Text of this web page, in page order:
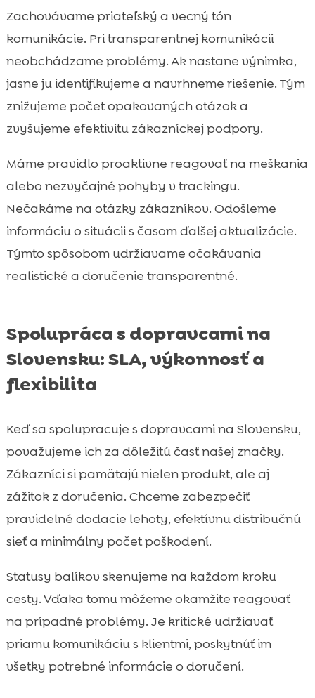
Zachovávame priateľský a vecný tón
komunikácie. Pri transparentnej komunikácii
neobchádzame problémy. Ak nastane výnimka,
jasne ju identifikujeme a navrhneme riešenie. Tým
znižujeme počet opakovaných otázok a
zvyšujeme efektivitu zákazníckej podpory.
Máme pravidlo proaktivne reagovať na meškania
alebo nezvyčajné pohyby v trackingu.
Nečakáme na otázky zákazníkov. Odošleme
informáciu o situácii s časom ďalšej aktualizácie.
Týmto spôsobom udržiavame očakávania
realistické a doručenie transparentné.
Spolupráca s dopravcami na
Slovensku: SLA, výkonnosť a
flexibilita
Keď sa spolupracuje s dopravcami na Slovensku,
považujeme ich za dôležitú časť našej značky.
Zákazníci si pamätajú nielen produkt, ale aj
zážitok z doručenia. Chceme zabezpečiť
pravidelné dodacie lehoty, efektívnu distribučnú
sieť a minimálny počet poškodení.
Statusy balíkov skenujeme na každom kroku
cesty. Vďaka tomu môžeme okamžite reagovať
na prípadné problémy. Je kritické udržiavať
priamu komunikáciu s klientmi, poskytnúť im
všetky potrebné informácie o doručení.